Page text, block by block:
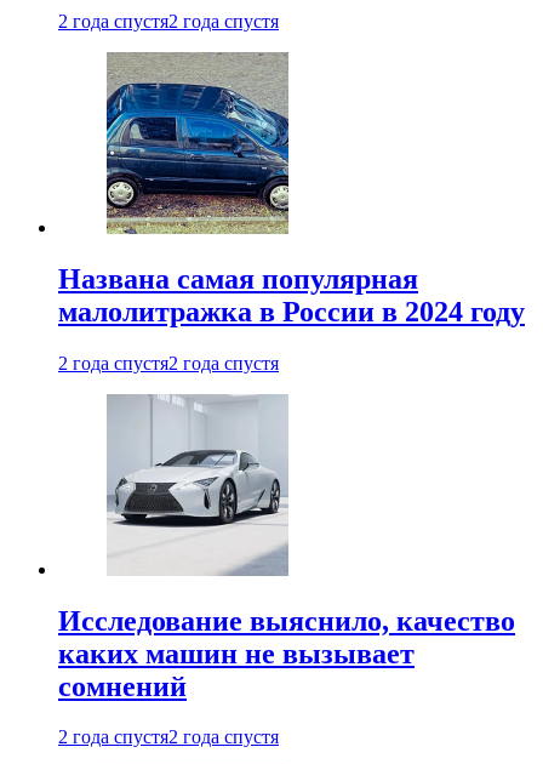
2 года спустя2 года спустя
Названа самая популярная
малолитражка в России в 2024 году
2 года спустя2 года спустя
Исследование выяснило, качество
каких машин не вызывает
сомнений
2 года спустя2 года спустя